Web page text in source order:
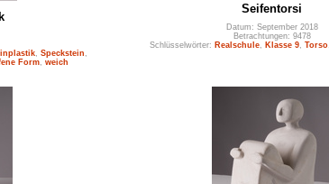
, Speckstein
Form weich
Seifentorsi
Datum: September 2018
Betrachtungen: 9478
Schlüsselwörter: Realschule Klasse 9 Torso